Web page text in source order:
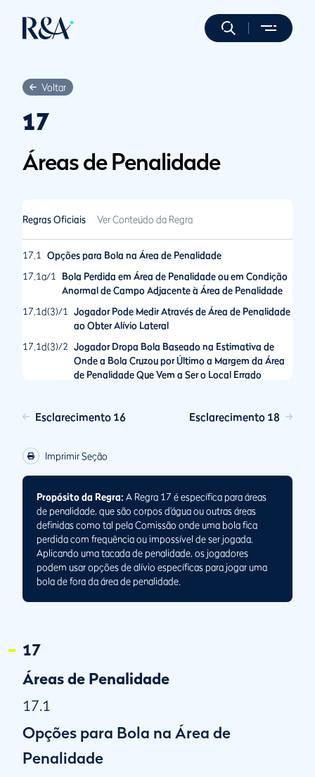
Voltar
17
Áreas de Penalidade
Regras Oficiais Ver Conteúdo da Regra
17.1
Opções para Bola na Área de Penalidade
17.1a/1
Bola Perdida em Área de Penalidade ou em Condição
Anormal de Campo Adjacente à Área de Penalidade
17.1d(3)/1
Jogador Pode Medir Através de Área de Penalidade
ao Obter Alívio Lateral
17.1d(3)/2 Jogador Dropa Bola Baseado na Estimativa de
Onde a Bola Cruzou por Último a Margem da Área
de Penalidade Que Vem a Ser o Local Errado
17.2b/1 Exemplos das Opções de Alívio Permitidas pela Regra
Esclarecimento 16 Esclarecimento 18
Imprimir Seção
Propósito da Regra: A Regra 17 é específica para áreas
de penalidade, que são corpos d’água ou outras áreas
definidas como tal pela Comissão onde uma bola fica
perdida com frequência ou impossível de ser jogada.
Aplicando uma tacada de penalidade, os jogadores
podem usar opções de alívio específicas para jogar uma
bola de fora da área de penalidade.
17
Áreas de Penalidade
17.1
Opções para Bola na Área de
Penalidade